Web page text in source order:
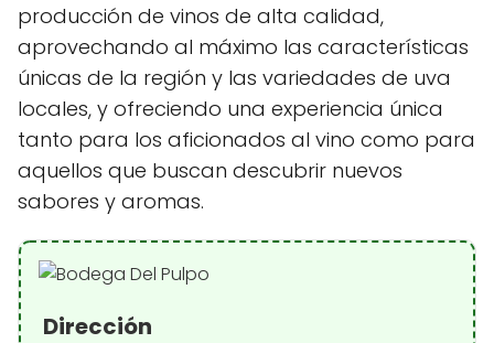
producción de vinos de alta calidad,
aprovechando al máximo las características
únicas de la región y las variedades de uva
locales, y ofreciendo una experiencia única
tanto para los aficionados al vino como para
aquellos que buscan descubrir nuevos
sabores y aromas.
Dirección